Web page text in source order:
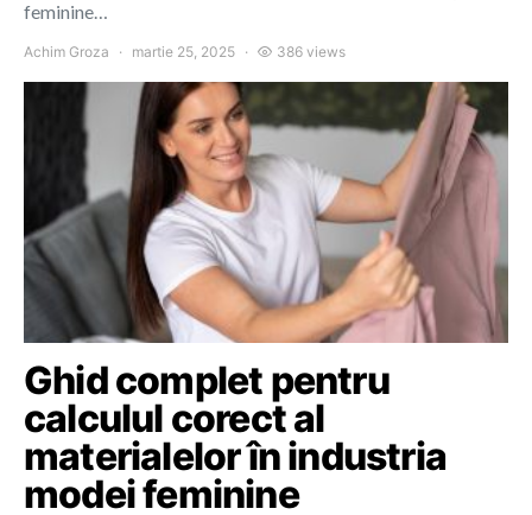
feminine…
Achim Groza martie 25, 2025 386 views
Ghid complet pentru
calculul corect al
materialelor în industria
modei feminine